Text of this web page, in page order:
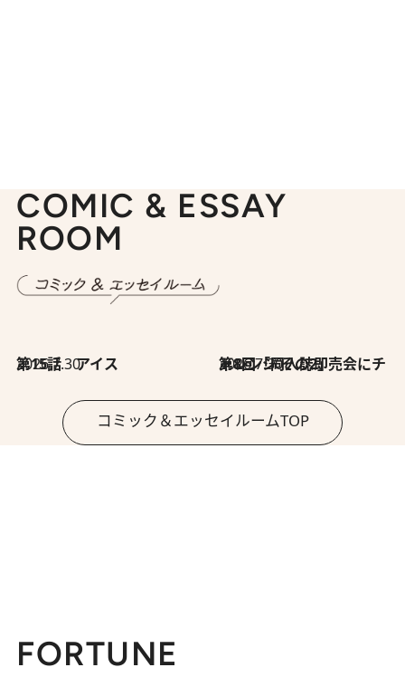
COMIC & ESSAY
ROOM
2026.7.30
第15話 アイス 2026.7.30
第8回「同人誌即売会にチャレンジ その2」
コミック＆エッセイルームTOP
FORTUNE